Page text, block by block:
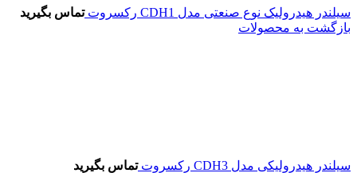
سیلندر هیدرولیک نوع صنعتی مدل CDH1 رکسروت
تماس بگیرید
بازگشت به محصولات
سیلندر هیدرولیکی مدل CDH3 رکسروت تماس بگیرید